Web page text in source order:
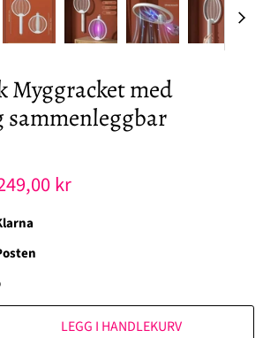
Myggracket med
sammenleggbar
pris
kr
LEGG I HANDLEKURV